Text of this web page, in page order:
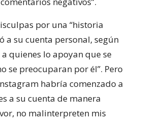
por una “historia
a su cuenta personal, según
quienes lo apoyan que se
se preocuparan por él”. Pero
habría comenzado a
a su cuenta de manera
no malinterpreten mis